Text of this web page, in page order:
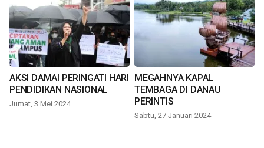
AKSI DAMAI PERINGATI HARI
PENDIDIKAN NASIONAL
Jumat, 3 Mei 2024
MEGAHNYA KAPAL
TEMBAGA DI DANAU
PERINTIS
Sabtu, 27 Januari 2024